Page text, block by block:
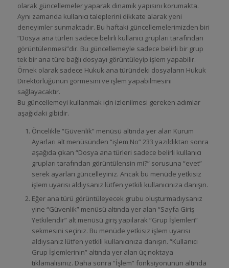
olarak güncellemeler yaparak dinamik yapısını korumakta.
Aynı zamanda kullanıcı taleplerini dikkate alarak yeni
deneyimler sunmaktadır. Bu haftaki güncellemelerimizden biri
“Dosya ana türleri sadece belirli kullanıcı grupları tarafından
görüntülenmesi”dir. Bu güncellemeyle sadece belirli bir grup
tek bir ana türe bağlı dosyayı görüntüleyip işlem yapabilir.
Örnek olarak sadece Hukuk ana türündeki dosyaların Hukuk
Direktörlüğünün görmesini ve işlem yapabilmesini
sağlayacaktır.
Bu güncellemeyi kullanmak için izlenilmesi gereken adımlar
aşağıdaki gibidir.
Öncelikle “Güvenlik” menüsü altında yer alan Kurum
Ayarları alt menüsünden “işlem No” 233 yazıldıktan sonra
aşağıda çıkan “Dosya ana türleri sadece belirli kullanıcı
grupları tarafından görüntülensin mi?” sorusuna “evet”
serek ayarları güncelleyiniz. Ancak bu menüde yetkisiz
işlem uyarısı aldıysanız lütfen yetkili kullanıcınıza danışın.
Eğer ana türü görüntüleyecek grubu oluşturmadıysanız
yine “Güvenlik” menüsü altında yer alan “Sayfa Giriş
Yetkilendir” alt menüsü giriş yapılarak “Grup İşlemleri”
sekmesini seçiniz. Bu menüde yetkisiz işlem uyarısı
aldıysanız lütfen yetkili kullanıcınıza danışın. “Kullanıcı
Grup İşlemlerinin” altında yer alan üç noktaya
tıklamalısınız. Daha sonra “İşlem” fonksiyonunun altında